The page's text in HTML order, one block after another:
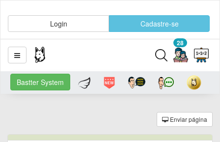
Login Cadastre-se
28
Bastter System
Enviar página